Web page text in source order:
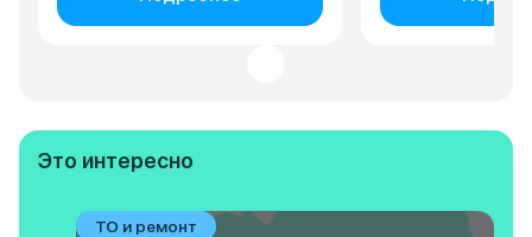
Это интересно
ТО и ремонт